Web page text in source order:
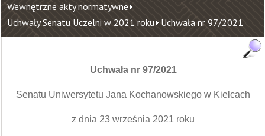
Wewnętrzne akty normatywne
Uchwały Senatu Uczelni w 2021 roku Uchwała nr 97/2021
Uchwała nr 97/2021
Senatu Uniwersytetu Jana Kochanowskiego w Kielcach
z dnia 23 września 2021 roku